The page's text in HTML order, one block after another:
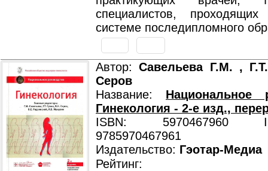
специалистов,
системе последипломного
Автор:Савельева Г.М. ,
Серов
Название: Национальное
Гинекология - 2-е изд.,
ISBN: 5970467960
9785970467961
Издательство: Гэотар-Медиа
Рейтинг: